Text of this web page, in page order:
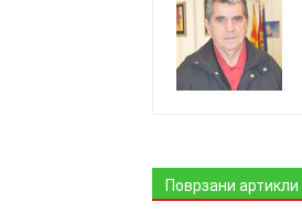
Поврзани артикли